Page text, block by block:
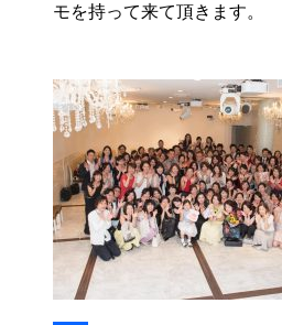
モを持って来て頂きます。